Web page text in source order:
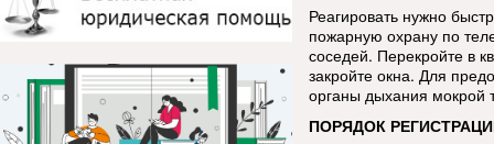
Реагировать нужно
пожарную охрану по
соседей. Перекройте в
закройте окна. Для
органы дыхания мокрой
ПОРЯДОК